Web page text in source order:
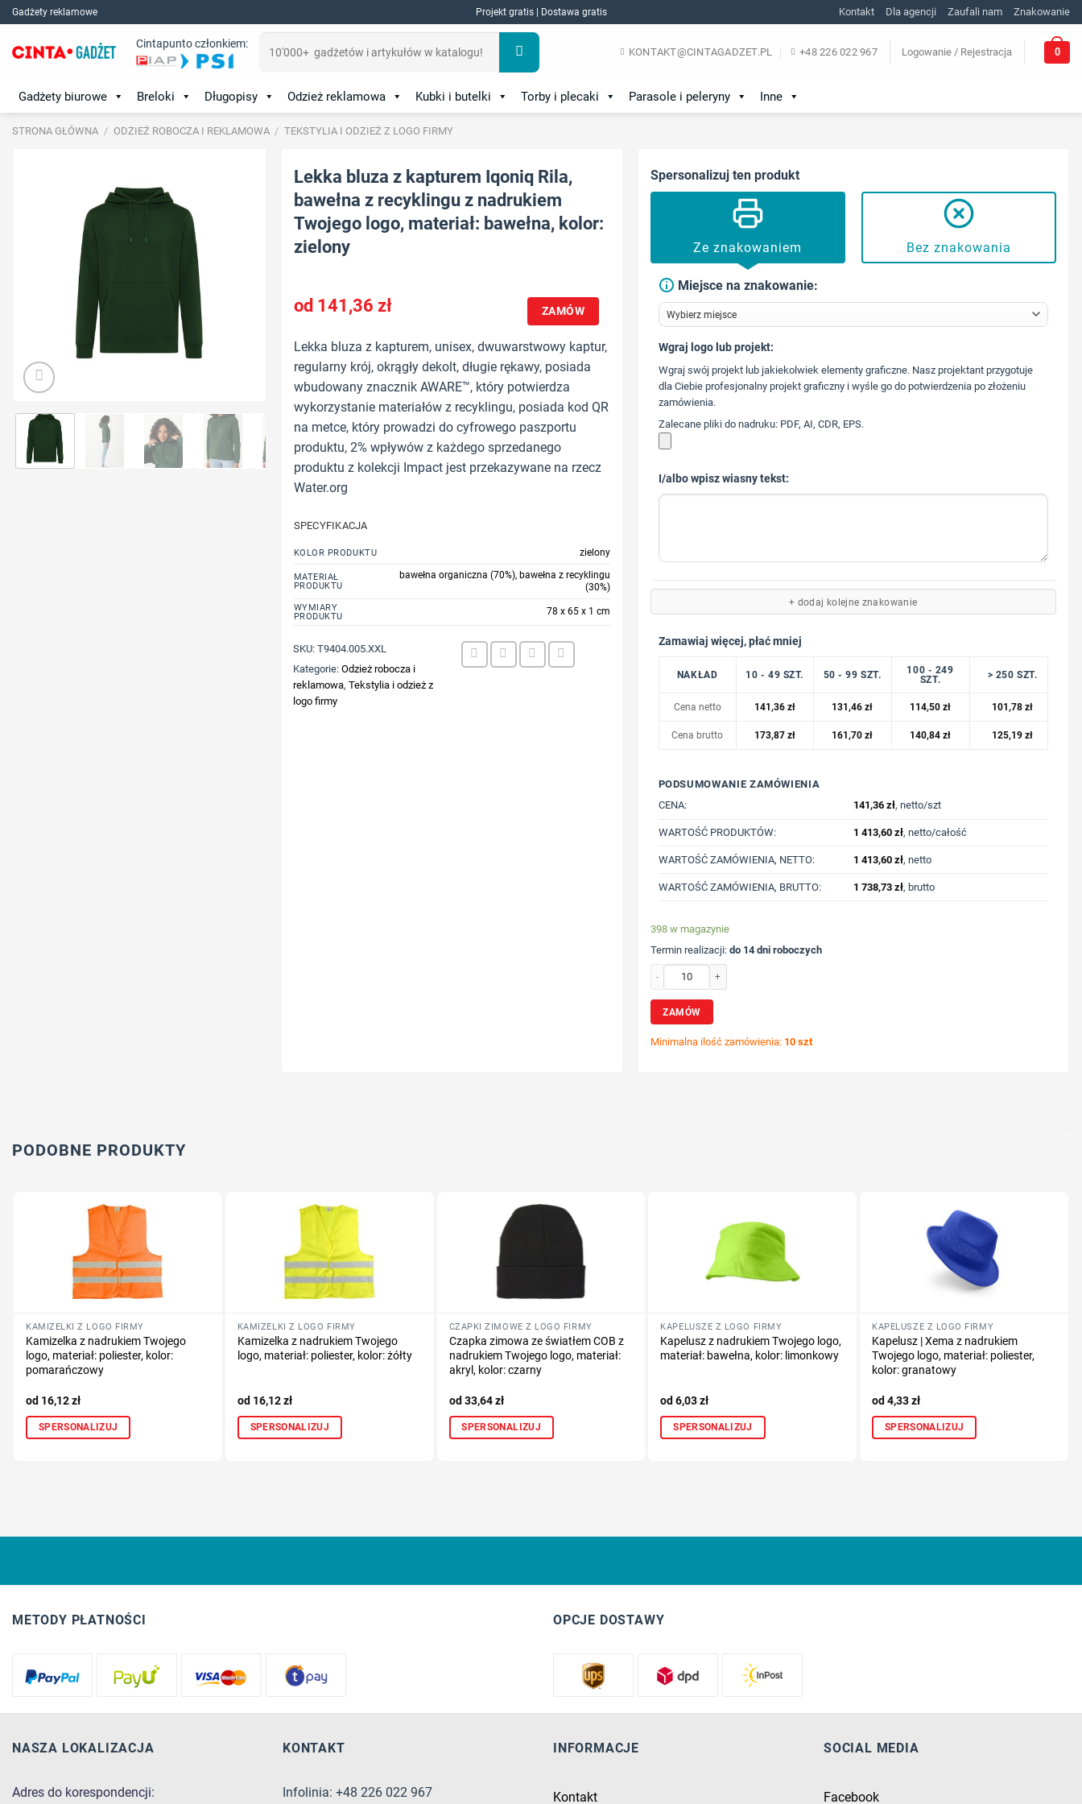
Skip
to
content
Gadżety reklamowe Projekt gratis | Dostawa gratis Kontakt Dla agencji Zaufali nam Znakowanie
Cintapunto członkiem:
KONTAKT@CINTAGADZET.PL +48 226 022 967 Logowanie / Rejestracja 0
Gadżety biurowe Breloki Długopisy Odzież reklamowa Kubki i butelki Torby i plecaki Parasole i peleryny Inne
STRONA GŁÓWNA / ODZIEŻ ROBOCZA I REKLAMOWA / TEKSTYLIA I ODZIEŻ Z LOGO FIRMY
Lekka bluza z kapturem Iqoniq Rila,
bawełna z recyklingu z nadrukiem
Twojego logo, materiał: bawełna, kolor:
zielony
141,36 zł ZAMÓW
Lekka bluza z kapturem, unisex, dwuwarstwowy kaptur,
regularny krój, okrągły dekolt, długie rękawy, posiada
wbudowany znacznik AWARE™, który potwierdza
wykorzystanie materiałów z recyklingu, posiada kod QR
na metce, który prowadzi do cyfrowego paszportu
produktu, 2% wpływów z każdego sprzedanego
produktu z kolekcji Impact jest przekazywane na rzecz
Water.org
SPECYFIKACJA
KOLOR PRODUKTU zielony
MATERIAŁ
PRODUKTU
bawełna organiczna (70%), bawełna z recyklingu
(30%)
WYMIARY
PRODUKTU
78 x 65 x 1 cm
SKU:T9404.005.XXL
Kategorie:Odzież robocza i
reklamowa,Tekstylia i odzież z
logo firmy
Spersonalizuj ten produkt
Ze znakowaniem Bez znakowania
Miejsce na znakowanie:
573 568 217
Wgraj logo lub projekt:
Wgraj swój projekt lub jakiekolwiek elementy graficzne. Nasz projektant przygotuje
dla Ciebie profesjonalny projekt graficzny i wyśle go do potwierdzenia po złożeniu
zamówienia.
Zalecane pliki do nadruku: PDF, AI, CDR, EPS.
I/albo wpisz wiasny tekst:
+ dodaj kolejne znakowanie
Zamawiaj więcej, płać mniej
NAKŁAD 10 - 49 SZT. 50 - 99 SZT.
100 - 249
SZT.
> 250 SZT.
Cena netto 141,36 zł 131,46zł 114,50zł 101,78zł
Cena brutto 173,87 zł 161,70zł 140,84zł 125,19zł
PODSUMOWANIE ZAMÓWIENIA
CENA:
141,36 zł, netto/szt
WARTOŚĆ PRODUKTÓW: 1 413,60 zł, netto/całość
WARTOŚĆ ZAMÓWIENIA, NETTO: 1 413,60 zł, netto
WARTOŚĆ ZAMÓWIENIA, BRUTTO: 1 738,73 zł, brutto
398 w magazynie
Termin realizacji: do 14 dni roboczych
ilość Lekka bluza z kapturem Iqoniq Rila, bawełna z recyklingu z nadrukiem Twojego logo, materiał:
ZAMÓW
Minimalna ilość zamówienia: 10 szt
PODOBNE PRODUKTY
KAMIZELKI Z LOGO FIRMY
Kamizelka z nadrukiem Twojego
logo, materiał: poliester, kolor:
pomarańczowy
16,12zł
SPERSONALIZUJ
KAMIZELKI Z LOGO FIRMY
Kamizelka z nadrukiem Twojego
logo, materiał: poliester, kolor: żółty
16,12zł
SPERSONALIZUJ
CZAPKI ZIMOWE Z LOGO FIRMY
Czapka zimowa ze światłem COB z
nadrukiem Twojego logo, materiał:
akryl, kolor: czarny
33,64zł
SPERSONALIZUJ
KAPELUSZE Z LOGO FIRMY
Kapelusz z nadrukiem Twojego logo,
materiał: bawełna, kolor: limonkowy
6,03zł
SPERSONALIZUJ
KAPELUSZE Z LOGO FIRMY
Kapelusz | Xema z nadrukiem
Twojego logo, materiał: poliester,
kolor: granatowy
4,33zł
SPERSONALIZUJ
METODY PŁATNOŚCI OPCJE DOSTAWY
NASZA LOKALIZACJA
Adres do korespondencji:
KONTAKT
Infolinia: +48 226 022 967
INFORMACJE
Kontakt
SOCIAL MEDIA
Facebook